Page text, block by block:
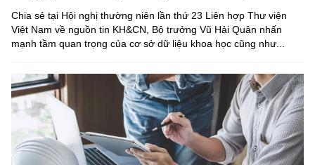
Chia sẻ tại Hội nghị thường niên lần thứ 23 Liên hợp Thư viện
Việt Nam về nguồn tin KH&CN, Bộ trưởng Vũ Hải Quân nhấn
mạnh tầm quan trọng của cơ sở dữ liệu khoa học cũng như...